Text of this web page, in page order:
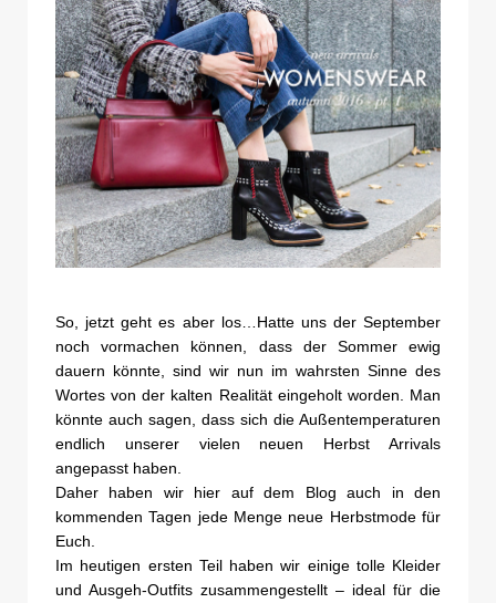
So, jetzt geht es aber los…Hatte uns der September
noch vormachen können, dass der Sommer ewig
dauern könnte, sind wir nun im wahrsten Sinne des
Wortes von der kalten Realität eingeholt worden. Man
könnte auch sagen, dass sich die Außentemperaturen
endlich unserer vielen neuen Herbst Arrivals
angepasst haben.
Daher haben wir hier auf dem Blog auch in den
kommenden Tagen jede Menge neue Herbstmode für
Euch.
Im heutigen ersten Teil haben wir einige tolle Kleider
und Ausgeh-Outfits zusammengestellt – ideal für die